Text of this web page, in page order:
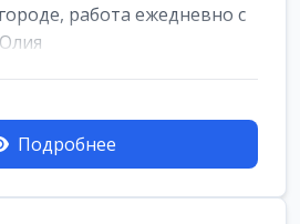
работа ежедневно с
Подробнее